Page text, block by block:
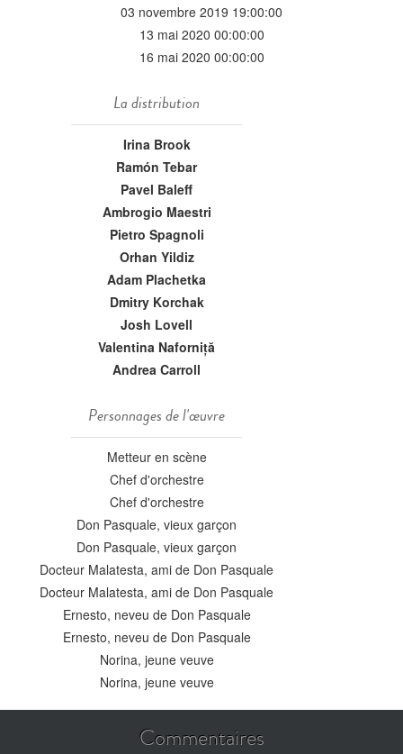
03 novembre 2019 19:00:00
13 mai 2020 00:00:00
16 mai 2020 00:00:00
La distribution
Irina Brook
Ramón Tebar
Pavel Baleff
Ambrogio Maestri
Pietro Spagnoli
Orhan Yildiz
Adam Plachetka
Dmitry Korchak
Josh Lovell
Valentina Naforniță
Andrea Carroll
Personnages de l'œuvre
Metteur en scène
Chef d'orchestre
Chef d'orchestre
Don Pasquale, vieux garçon
Don Pasquale, vieux garçon
Docteur Malatesta, ami de Don Pasquale
Docteur Malatesta, ami de Don Pasquale
Ernesto, neveu de Don Pasquale
Ernesto, neveu de Don Pasquale
Norina, jeune veuve
Norina, jeune veuve
Commentaires